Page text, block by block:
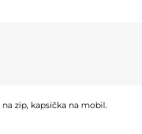
zip, kapsička na mobil.